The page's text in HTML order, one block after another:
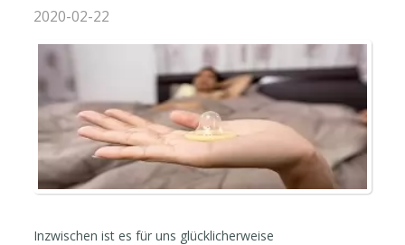
2020-02-22
Inzwischen ist es für uns glücklicherweise